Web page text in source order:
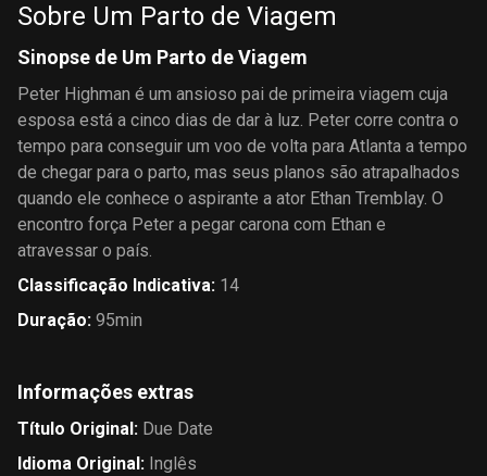
Sobre Um Parto de Viagem
Sinopse de Um Parto de Viagem
Peter Highman é um ansioso pai de primeira viagem cuja
esposa está a cinco dias de dar à luz. Peter corre contra o
tempo para conseguir um voo de volta para Atlanta a tempo
de chegar para o parto, mas seus planos são atrapalhados
quando ele conhece o aspirante a ator Ethan Tremblay. O
encontro força Peter a pegar carona com Ethan e
atravessar o país.
Classificação Indicativa: 14
Duração: 95min
Informações extras
Título Original: Due Date
Idioma Original: Inglês